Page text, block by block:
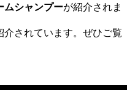
ムシャンプーが紹介されま
されています。ぜひご覧